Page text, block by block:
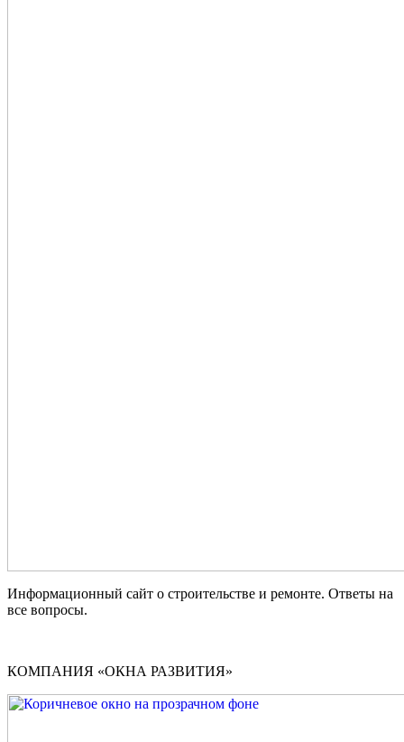
Информационный сайт о строительстве и ремонте. Ответы на
все вопросы.
КОМПАНИЯ «ОКНА РАЗВИТИЯ»